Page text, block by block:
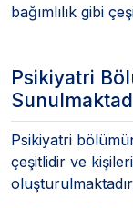
bağımlılık gibi
Psikiyatri
Psikiyatri
çeşitlidir ve